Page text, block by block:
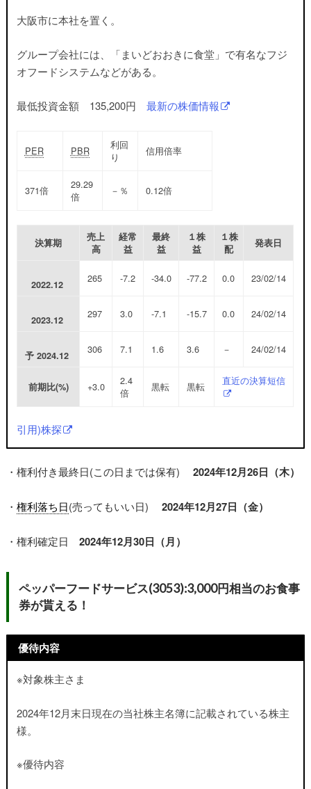
大阪市に本社を置く。
グループ会社には、「まいどおおきに食堂」で有名なフジ
オフードシステムなどがある。
最低投資金額 135,200円最新の株価情報
PER PBR
利回
り
信用倍率
371倍
29.29
倍
－ ％ 0.12倍
決算期
売上
高
経常
益
最終
益
１株
益
１株
配
発表日
2022.12 265 -7.2 -34.0 -77.2 0.0 23/02/14
2023.12 297 3.0 -7.1 -15.7 0.0 24/02/14
予2024.12 306 7.1 1.6 3.6 － 24/02/14
前期比(%) +3.0
2.4
倍
黒転 黒転 直近の決算短信
引用)株探
・権利付き最終日(この日までは保有) 2024年12月26日（木）
・ 権利落ち日(売ってもいい日) 2024年12月27日（金）
・権利確定日 2024年12月30日（月）
ペッパーフードサービス(3053):3,000円相当のお食事
券が貰える！
優待内容
※対象株主さま
2024年12月末日現在の当社株主名簿に記載されている株主
様。
※優待内容